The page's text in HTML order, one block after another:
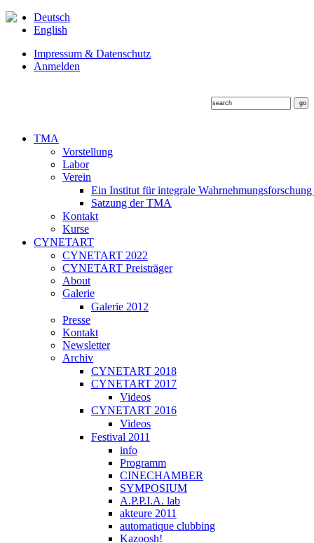
Deutsch
English
Impressum & Datenschutz
Anmelden
TMA
Vorstellung
Labor
Verein
Ein Institut für integrale
Satzung der TMA
Kontakt
Kurse
CYNETART
CYNETART 2022
CYNETART Preisträger
About
Galerie
Galerie 2012
Presse
Kontakt
Newsletter
Archiv
CYNETART 2018
CYNETART 2017
Videos
CYNETART 2016
Videos
Festival 2011
info
Programm
CINECHAMBER
SYMPOSIUM
A.P.P.I.A. lab
akteure 2011
automatique clubbing
Kazoosh!